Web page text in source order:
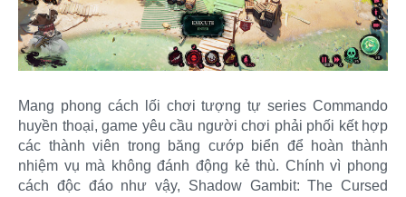
Mang phong cách lối chơi tượng tự series Commando
huyền thoại, game yêu cầu người chơi phải phối kết hợp
các thành viên trong băng cướp biển để hoàn thành
nhiệm vụ mà không đánh động kẻ thù. Chính vì phong
cách độc đáo như vậy, Shadow Gambit: The Cursed